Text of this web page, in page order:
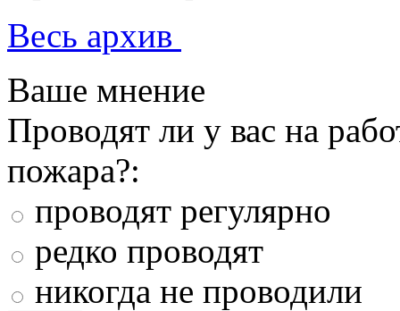
Весь архив
Ваше мнение
Проводят ли у вас на
пожара?:
проводят регулярно
редко проводят
никогда не проводили